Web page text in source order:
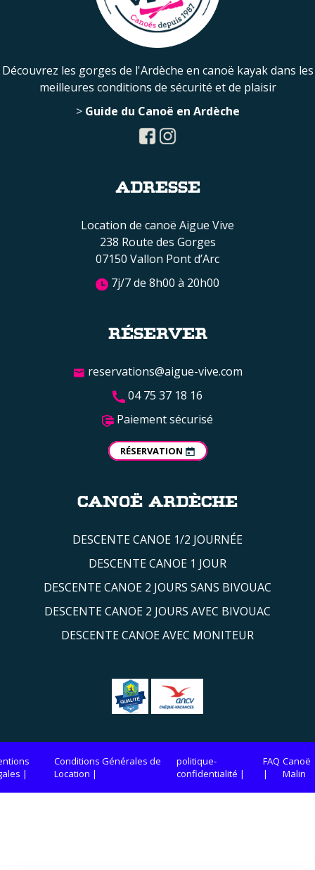
Découvrez les gorges de l'Ardèche en canoë kayak dans les
meilleures conditions de sécurité et de plaisir
> Guide du Canoë en Ardèche
ADRESSE
Location de canoë Aigue Vive
238 Route des Gorges
07150 Vallon Pont d’Arc
7j/7 de 8h00 à 20h00
RÉSERVER
reservations@aigue-vive.com
04 75 37 18 16
Paiement sécurisé
RÉSERVATION
CANOË ARDÈCHE
DESCENTE CANOE 1/2 JOURNÉE
DESCENTE CANOE 1 JOUR
DESCENTE CANOE 2 JOURS SANS BIVOUAC
DESCENTE CANOE 2 JOURS AVEC BIVOUAC
DESCENTE CANOE AVEC MONITEUR
Conditions Générales de
Location
politique-
confidentialité
FAQ Canoë
Malin